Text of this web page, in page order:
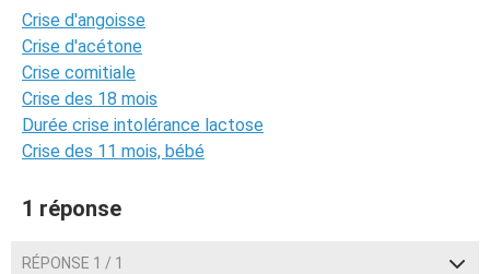
Crise d'angoisse
Crise d'acétone
Crise comitiale
Crise des 18 mois
Durée crise intolérance lactose
Crise des 11 mois, bébé
1 réponse
RÉPONSE 1 / 1